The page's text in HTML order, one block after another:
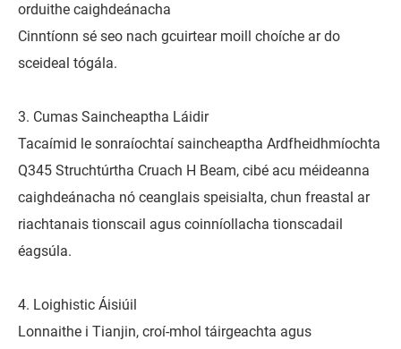
orduithe caighdeánacha
Cinntíonn sé seo nach gcuirtear moill choíche ar do
sceideal tógála.
3. Cumas Saincheaptha Láidir
Tacaímid le sonraíochtaí saincheaptha Ardfheidhmíochta
Q345 Struchtúrtha Cruach H Beam, cibé acu méideanna
caighdeánacha nó ceanglais speisialta, chun freastal ar
riachtanais tionscail agus coinníollacha tionscadail
éagsúla.
4. Loighistic Áisiúil
Lonnaithe i Tianjin, croí-mhol táirgeachta agus